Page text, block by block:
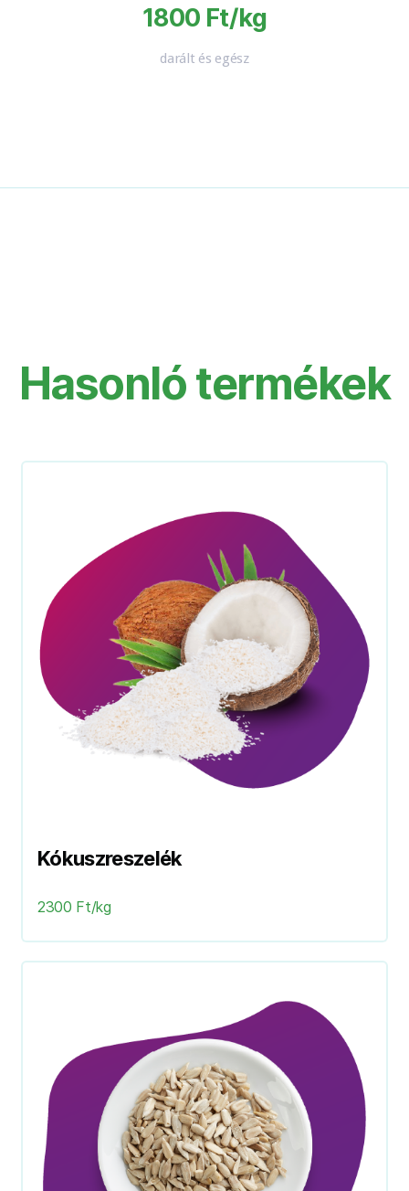
1800 Ft/kg
darált és egész
Hasonló termékek
Kókuszreszelék
2300 Ft/kg